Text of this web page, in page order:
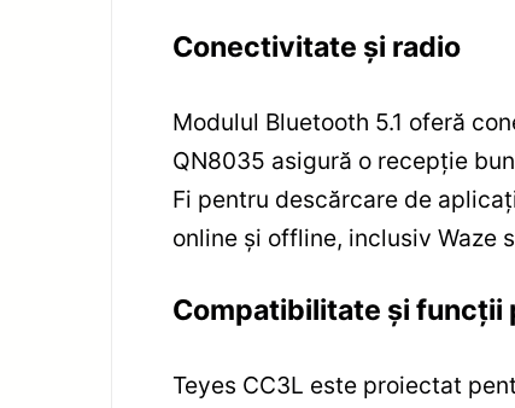
Conectivitate și radio
Modulul Bluetooth 5.1 oferă
QN8035 asigură o recepție
Fi pentru descărcare de
online și offline, inclusiv Waze
Compatibilitate și funcții
Teyes CC3L este proiectat